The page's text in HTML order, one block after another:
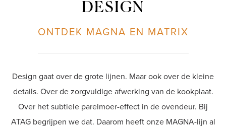
Ontdek ATAG
Inspiratie
DESIGN
ONTDEK MAGNA EN MATRIX
Design gaat over de grote lijnen. Maar ook over de kleine
details. Over de zorgvuldige afwerking van de kookplaat.
Over het subtiele parelmoer-effect in de ovendeur. Bij
ATAG begrijpen we dat. Daarom heeft onze MAGNA-lijn al